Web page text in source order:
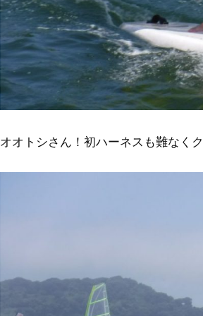
オオトシさん！初ハーネスも難なく